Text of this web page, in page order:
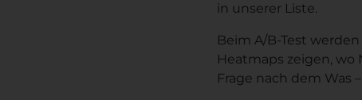
in unserer Liste.
Beim A/B-Test
Heatmaps zeigen,
Frage nach dem Was